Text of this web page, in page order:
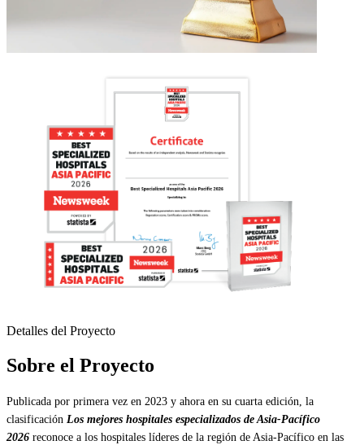
Detalles del Proyecto
Sobre el Proyecto
Publicada por primera vez en 2023 y ahora en su cuarta edición, la
clasificación Los mejores hospitales especializados de Asia-Pacífico
2026 reconoce a los hospitales líderes de la región de Asia-Pacífico en las